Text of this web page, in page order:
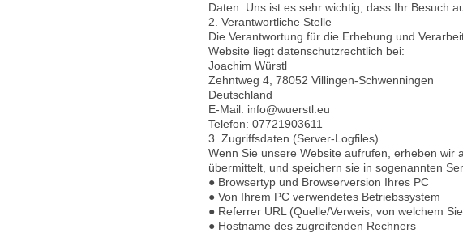
Daten. Uns ist es sehr wichtig, dass Ihr Besuch
2. Verantwortliche Stelle
Die Verantwortung für die Erhebung und
Website liegt datenschutzrechtlich bei:
Joachim Würstl
Zehntweg 4, 78052 Villingen-Schwenningen
Deutschland
E-Mail: info@wuerstl.eu
Telefon: 07721903611
3. Zugriffsdaten (Server-Logfiles)
Wenn Sie unsere Website aufrufen, erheben
übermittelt, und speichern sie in sogenannten
● Browsertyp und Browserversion Ihres PC
● Von Ihrem PC verwendetes Betriebssystem
● Referrer URL (Quelle/Verweis, von welchem
● Hostname des zugreifenden Rechners